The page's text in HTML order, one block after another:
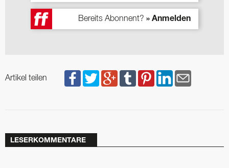
Bereits Abonnent? » Anmelden
Artikel teilen
LESERKOMMENTARE